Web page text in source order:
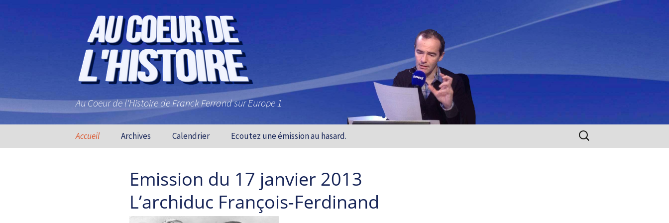
Au Coeur de l'Histoire de Franck Ferrand sur Europe 1
Aller au contenu principal
Accueil Archives Calendrier Ecoutez une émission au hasard. Rechercher :
Emission du 17 janvier 2013
L’archiduc François-Ferdinand